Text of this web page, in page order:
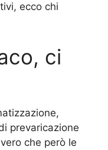
ecco chi
ci
prevaricazione
che però le